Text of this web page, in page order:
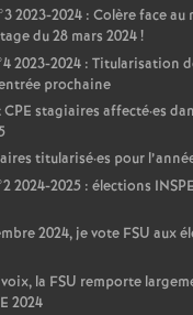
2023-2024 : Colère face au
du 28 mars 2024!
2023-2024 : Titularisation
prochaine
CPE stagiaires affecté·es
titularisé·es pour
2024-2025 : élections INSPE
2024, je vote FSU aux
la FSU remporte
2024